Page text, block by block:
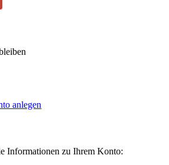
anlegen
Informationen zu Ihrem Konto: